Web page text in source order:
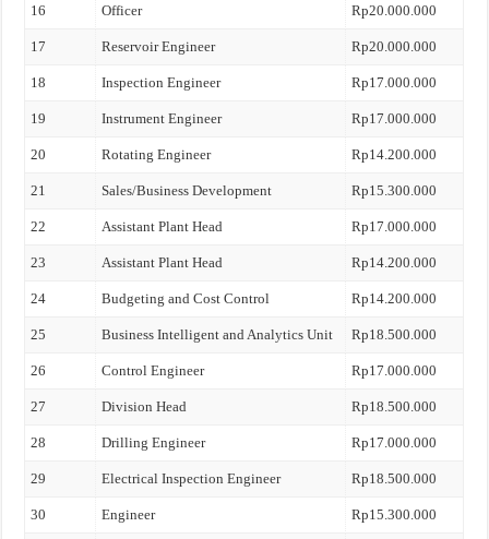
16 Officer Rp20.000.000
17 Reservoir Engineer Rp20.000.000
18 Inspection Engineer Rp17.000.000
19 Instrument Engineer Rp17.000.000
20 Rotating Engineer Rp14.200.000
21 Sales/Business Development Rp15.300.000
22 Assistant Plant Head Rp17.000.000
23 Assistant Plant Head Rp14.200.000
24 Budgeting and Cost Control Rp14.200.000
25 Business Intelligent and Analytics Unit Rp18.500.000
26 Control Engineer Rp17.000.000
27 Division Head Rp18.500.000
28 Drilling Engineer Rp17.000.000
29 Electrical Inspection Engineer Rp18.500.000
30 Engineer Rp15.300.000